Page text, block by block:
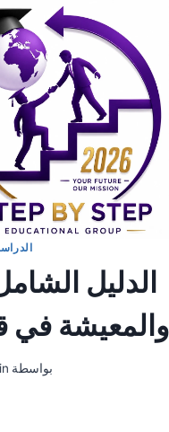
الدليل
والمعيشة في
بواسطة